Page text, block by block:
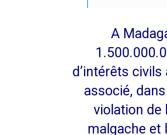
A
d’intérêts civils
associé,
violation de
malgache et